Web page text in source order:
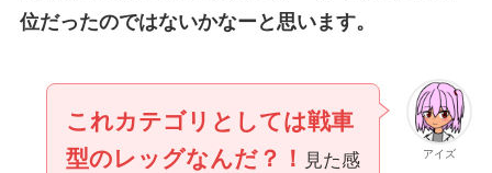
位だったのではないかなーと思います。
アイズ
これカテゴリとしては戦車
型のレッグなんだ？！ 見た感